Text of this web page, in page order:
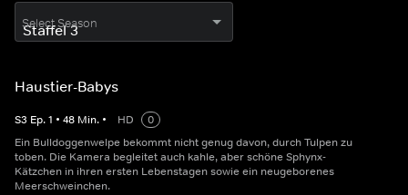
Select Season
Haustier-Babys
S3 Ep.1 • 48 Min. • HD
0
Ein Bulldoggenwelpe bekommt nicht genug davon, durch Tulpen zu
toben. Die Kamera begleitet auch kahle, aber schöne Sphynx-
Kätzchen in ihren ersten Lebenstagen sowie ein neugeborenes
Meerschweinchen.